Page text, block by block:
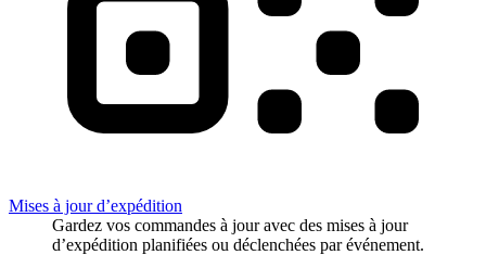
Mises à jour d’expédition
Gardez vos commandes à jour avec des mises à jour
d’expédition planifiées ou déclenchées par événement.